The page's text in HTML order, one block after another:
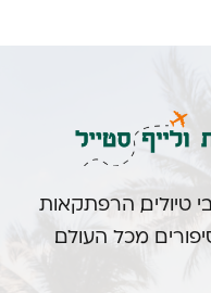
טיולים, הרפתקאות
מכל העולם.